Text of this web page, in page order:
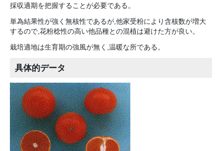
採収適期を把握することが必要である。
単為結果性が強く無核性であるが,他家受粉により含核数が増大
するので,花粉稔性の高い他品種との混植は避けた方が良い。
栽培適地は生育期の強風が無く,温暖な所である。
具体的データ